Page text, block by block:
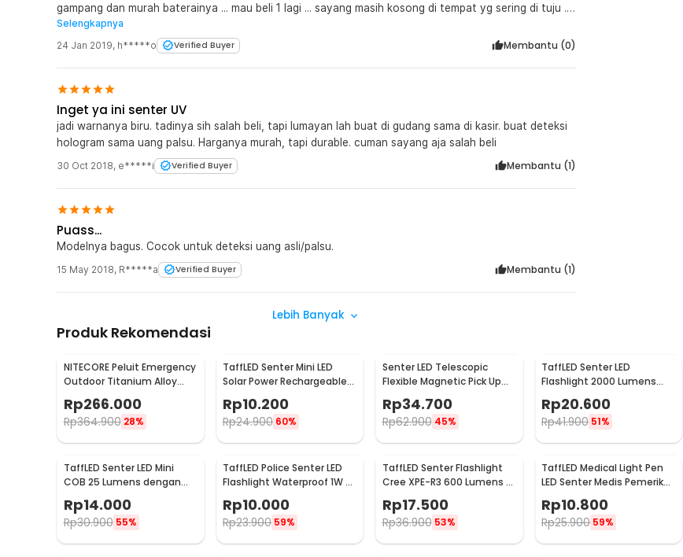
gampang dan murah baterainya ... mau beli 1 lagi ... sayang masih kosong di tempat yg sering di tuju .....
di tunggu masuk nya lagi barangnya
Selengkapnya
24 Jan 2019, h*****o Verified Buyer Membantu (0)
Inget ya ini senter UV
jadi warnanya biru. tadinya sih salah beli, tapi lumayan lah buat di gudang sama di kasir. buat deteksi
hologram sama uang palsu. Harganya murah, tapi durable. cuman sayang aja salah beli
30 Oct 2018, e*****i Verified Buyer Membantu (1)
Puass...
Modelnya bagus. Cocok untuk deteksi uang asli/palsu.
15 May 2018, R*****a Verified Buyer Membantu (1)
Lebih Banyak
Produk Rekomendasi
NITECORE Peluit Emergency
Outdoor Titanium Alloy
EDC Survival 120dB - NWS10
Rp266.000
Rp364.900 28%
TaffLED Senter Mini LED
Solar Power Rechargeable
Keychain 3 LED 0.8W - XY
Rp10.200
Rp24.900 60%
Senter LED Telescopic
Flexible Magnetic Pick Up
Flashlight Aluminium
Rp34.700
Rp62.900 45%
TaffLED Senter LED
Flashlight 2000 Lumens
Zoom Waterproof -
Pocketman P1
Rp20.600
Rp41.900 51%
TaffLED Senter LED Mini
COB 25 Lumens dengan
Carabiner - BM-9402
Rp14.000
Rp30.900 55%
TaffLED Police Senter LED
Flashlight Waterproof 1W -
TAC2L
Rp10.000
Rp23.900 59%
TaffLED Senter Flashlight
Cree XPE-R3 600 Lumens -
SE-A02
Rp17.500
Rp36.900 53%
TaffLED Medical Light Pen
LED Senter Medis Pemeriksa
Mata - Ti4
Rp10.800
Rp25.900 59%